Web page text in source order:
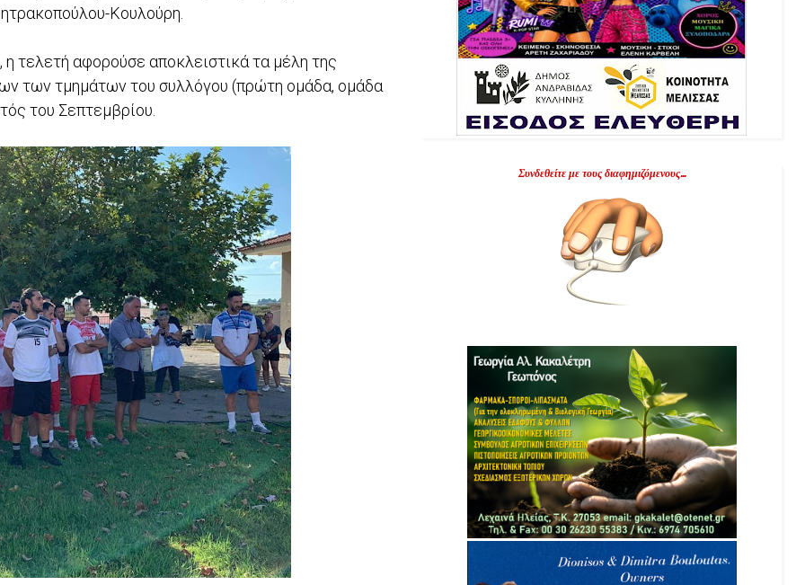
Κουλούρη.
τελετή αφορούσε αποκλειστικά τα μέλη της
των τμημάτων του συλλόγου (πρώτη ομάδα, ομάδα
του Σεπτεμβρίου.
Συνδεθείτε με τους διαφημιζόμενους...